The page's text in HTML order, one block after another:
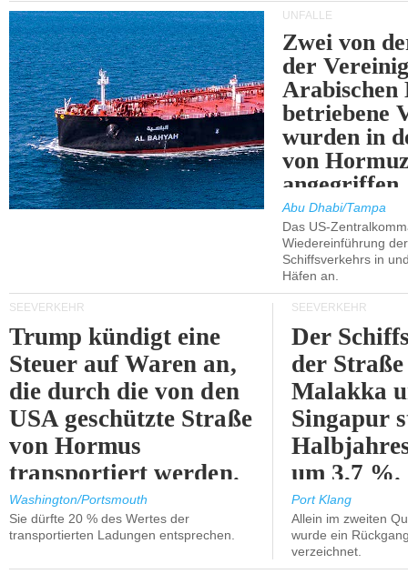
UNFÄLLE
Zwei von
der
Arabischen
betriebene
wurden in
von
angegriffen.
Abu Dhabi/Tampa
Das US-
Wiedereinführung
Schiffsverkehrs in
Häfen an.
SEEVERKEHR
Trump kündigt eine
Steuer auf Waren an,
die durch die von den
USA geschützte Straße
von Hormus
transportiert werden.
Washington/Portsmouth
Sie dürfte 20 % des Wertes der
transportierten Ladungen entsprechen.
SEEVERKEHR
Der
der
Malakka
Singapur
um 3,7 %.
Port Klang
Allein im zweiten
wurde ein
verzeichnet.